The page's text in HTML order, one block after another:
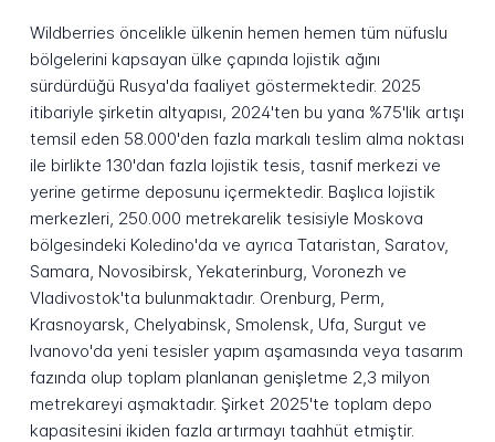
Wildberries öncelikle ülkenin hemen hemen tüm nüfuslu
bölgelerini kapsayan ülke çapında lojistik ağını
sürdürdüğü Rusya'da faaliyet göstermektedir. 2025
itibariyle şirketin altyapısı, 2024'ten bu yana %75'lik artışı
temsil eden 58.000'den fazla markalı teslim alma noktası
ile birlikte 130'dan fazla lojistik tesis, tasnif merkezi ve
yerine getirme deposunu içermektedir. Başlıca lojistik
merkezleri, 250.000 metrekarelik tesisiyle Moskova
bölgesindeki Koledino'da ve ayrıca Tataristan, Saratov,
Samara, Novosibirsk, Yekaterinburg, Voronezh ve
Vladivostok'ta bulunmaktadır. Orenburg, Perm,
Krasnoyarsk, Chelyabinsk, Smolensk, Ufa, Surgut ve
Ivanovo'da yeni tesisler yapım aşamasında veya tasarım
fazında olup toplam planlanan genişletme 2,3 milyon
metrekareyi aşmaktadır. Şirket 2025'te toplam depo
kapasitesini ikiden fazla artırmayı taahhüt etmiştir.